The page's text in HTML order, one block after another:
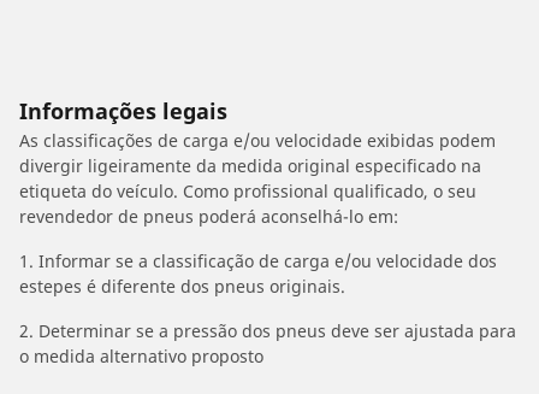
Informações legais
As classificações de carga e/ou velocidade exibidas podem
divergir ligeiramente da medida original especificado na
etiqueta do veículo. Como profissional qualificado, o seu
revendedor de pneus poderá aconselhá-lo em:
1. Informar se a classificação de carga e/ou velocidade dos
estepes é diferente dos pneus originais.
2. Determinar se a pressão dos pneus deve ser ajustada para
o medida alternativo proposto